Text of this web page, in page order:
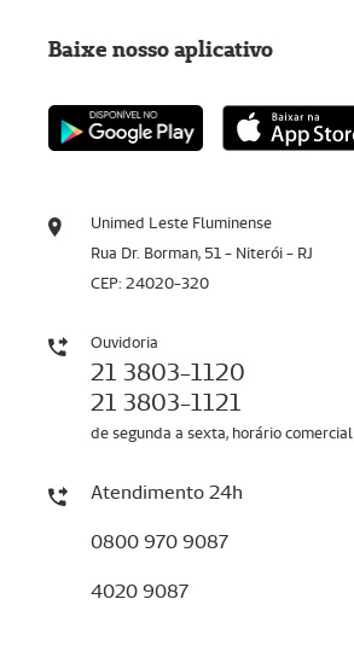
Unimed Leste Fluminense
Rua Dr. Borman, 51 - Niterói - RJ
CEP: 24020-320
Ouvidoria
21 3803-1120
21 3803-1121
de segunda a sexta, horário comercial
Atendimento 24h
0800 970 9087
4020 9087
Baixe nosso aplicativo